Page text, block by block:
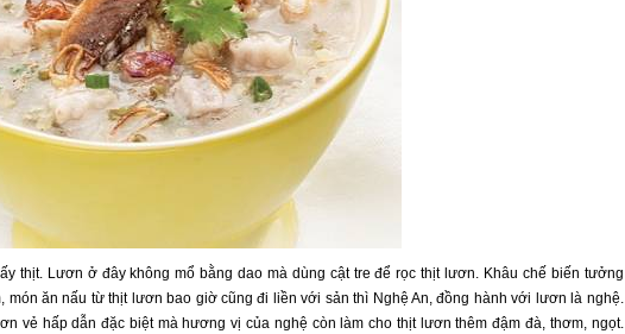
thịt. Lươn ở đây không mổ bằng dao mà dùng cật tre để rọc thịt lươn. Khâu chế biến tưởng
ăn nấu từ thịt lươn bao giờ cũng đi liền với sản thì Nghệ An, đồng hành với lươn là nghệ.
vẻ hấp dẫn đặc biệt mà hương vị của nghệ còn làm cho thịt lươn thêm đậm đà, thơm, ngọt.